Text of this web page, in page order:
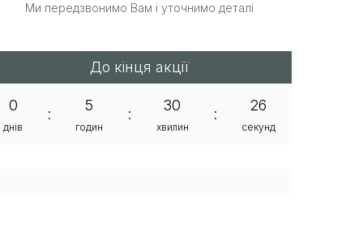
Ми передзвонимо Вам і уточнимо деталі
До кінця акції
0
днів
:
5
годин
:
30
хвилин
:
26
секунд